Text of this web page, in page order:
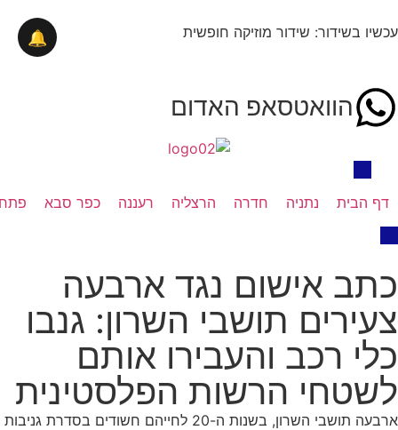
עכשיו בשידור: שידור מוזיקה חופשית
הוואטסאפ האדום
דף הבית נתניה חדרה הרצליה רעננה כפר סבא
כתב אישום נגד ארבעה
צעירים תושבי השרון: גנבו
כלי רכב והעבירו אותם
לשטחי הרשות הפלסטינית
ארבעה תושבי השרון, בשנות ה-20 לחייהם חשודים בסדרת גניבות
🔔